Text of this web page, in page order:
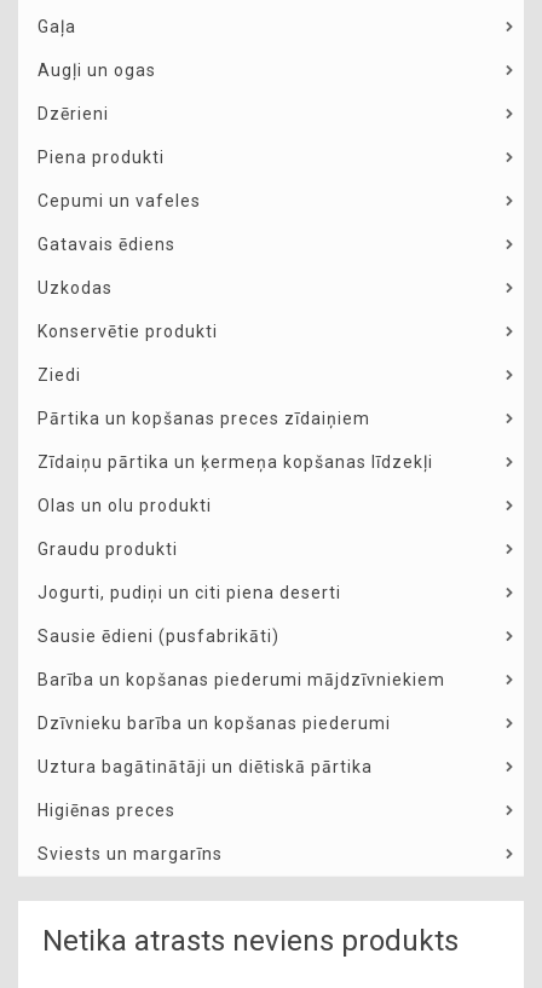
Gaļa
Augļi un ogas
Dzērieni
Piena produkti
Cepumi un vafeles
Gatavais ēdiens
Uzkodas
Konservētie produkti
Ziedi
Pārtika un kopšanas preces zīdaiņiem
Zīdaiņu pārtika un ķermeņa kopšanas līdzekļi
Olas un olu produkti
Graudu produkti
Jogurti, pudiņi un citi piena deserti
Sausie ēdieni (pusfabrikāti)
Barība un kopšanas piederumi mājdzīvniekiem
Dzīvnieku barība un kopšanas piederumi
Uztura bagātinātāji un diētiskā pārtika
Higiēnas preces
Sviests un margarīns
Netika atrasts neviens produkts